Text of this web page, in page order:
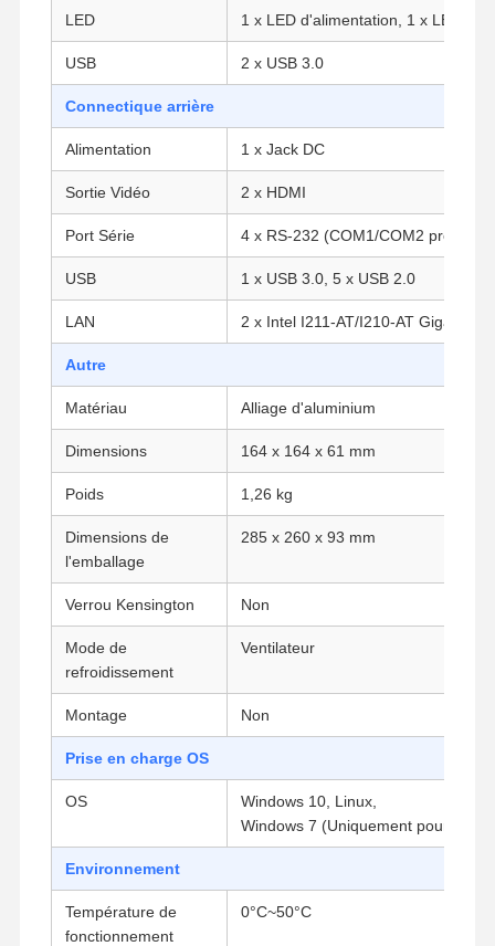
Contrôle De
La Qualité
Contact
Causez
Le pare-feu mini PC
Mini PC POE
Le NAS Mini PC
Le Celeron Mini PC
Carte mère industrielle
LED 1 x LED d'alimentation, 1 x LED
USB 2 x USB 3.0
Connectique arrière
Alimentation 1 x Jack DC
Sortie Vidéo 2 x HDMI
Port Série 4 x RS-232 (COM1/COM2
USB 1 x USB 3.0, 5 x USB 2.0
LAN 2 x Intel I211-AT/I210-AT Gigabit
Autre
Matériau Alliage d'aluminium
Dimensions 164 x 164 x 61 mm
Poids 1,26 kg
Dimensions de
l'emballage
285 x 260 x 93 mm
Verrou Kensington Non
Mode de
refroidissement
Ventilateur
Montage Non
Prise en charge OS
OS
Windows 10, Linux,
Windows 7 (Uniquement pour la
Environnement
Température de
fonctionnement
0°C~50°C